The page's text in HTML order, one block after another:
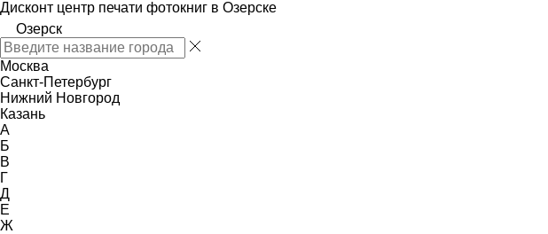
Дисконт центр печати фотокниг в Озерске
Озерск
Москва
Санкт-Петербург
Нижний Новгород
Казань
А
Б
В
Г
Д
Е
Ж